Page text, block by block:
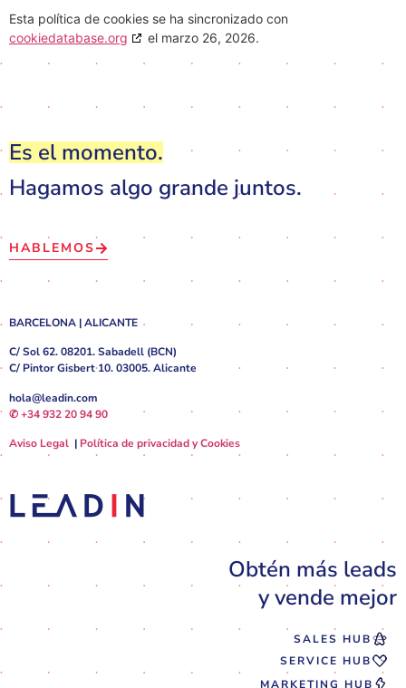
Esta política de cookies se ha sincronizado con
cookiedatabase.org
el marzo 26, 2026.
Es el momento.
Hagamos algo grande juntos.
HABLEMOS
BARCELONA | ALICANTE
C/ Sol 62. 08201. Sabadell (BCN)
C/ Pintor Gisbert 10. 03005. Alicante
hola@leadin.com
✆ +34 932 20 94 90
Aviso Legal | Política de privacidad y Cookies
Obtén más leads
y vende mejor
SALES HUB
SERVICE HUB
MARKETING HUB